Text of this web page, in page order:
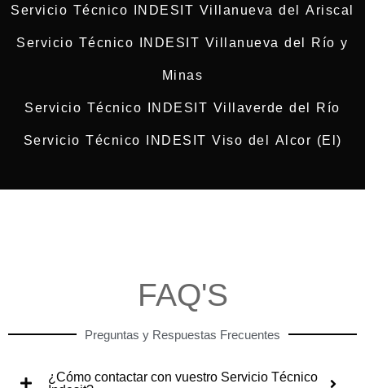
Servicio Técnico INDESIT Villanueva del Ariscal
Servicio Técnico INDESIT Villanueva del Río y
Minas
Servicio Técnico INDESIT Villaverde del Río
Servicio Técnico INDESIT Viso del Alcor (El)
FAQ'S
Preguntas y Respuestas Frecuentes
¿Cómo contactar con vuestro Servicio Técnico